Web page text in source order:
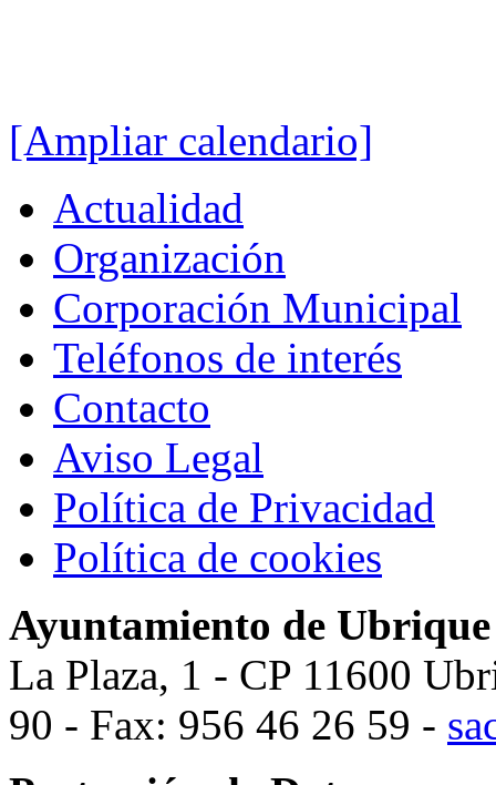
[Ampliar calendario]
Actualidad
Organización
Corporación Municipal
Teléfonos de interés
Contacto
Aviso Legal
Política de Privacidad
Política de cookies
Ayuntamiento de Ubrique
La Plaza, 1 - CP 11600
90 - Fax: 956 46 26 59 -